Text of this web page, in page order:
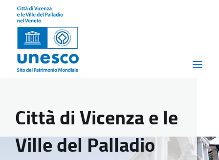
Città di Vicenza e le
Ville del Palladio